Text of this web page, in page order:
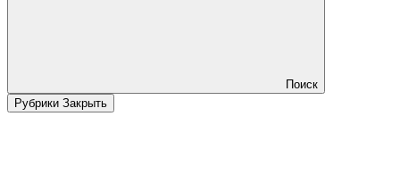
Поиск
Рубрики Закрыть